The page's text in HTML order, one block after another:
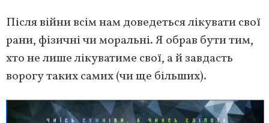
Після війни всім нам доведеться лікувати свої
рани, фізичні чи моральні. Я обрав бути тим,
хто не лише лікуватиме свої, а й завдасть
ворогу таких самих (чи ще більших).